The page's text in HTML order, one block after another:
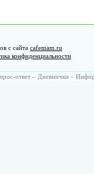
с сайта cafemam.ru
конфиденциальности
ответ – Дневнички –